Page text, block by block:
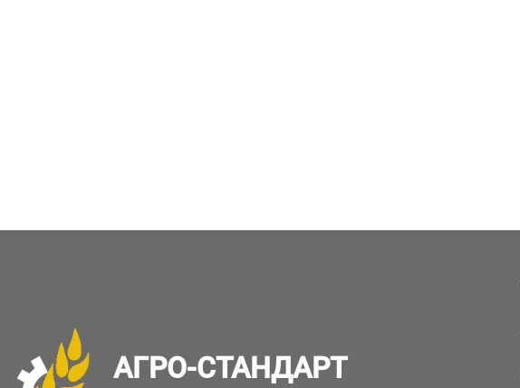
АГРО-СТАНДАРТ